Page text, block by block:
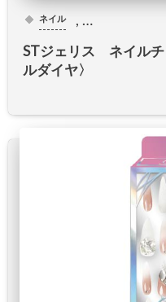
ネイル
STジェリス ネイルチ
ルダイヤ〉